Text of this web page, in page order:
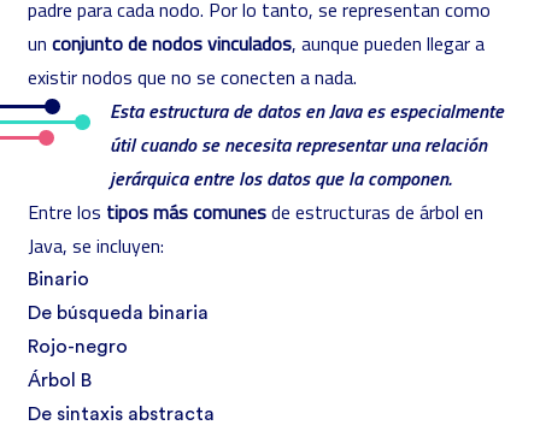
padre para cada nodo. Por lo tanto, se representan como
un conjunto de nodos vinculados, aunque pueden llegar a
existir nodos que no se conecten a nada.
Esta estructura de datos en Java es especialmente
útil cuando se necesita representar una relación
jerárquica entre los datos que la componen.
Entre los tipos más comunesde estructuras de árbol en
Java, se incluyen:
Binario
De búsqueda binaria
Rojo-negro
Árbol B
De sintaxis abstracta